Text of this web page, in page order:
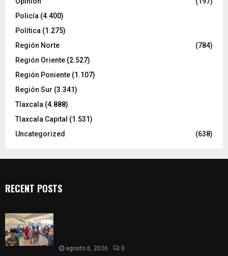
Policía (4.400)
Política (1.275)
Región Norte
(784)
Región Oriente (2.527)
Región Poniente (1.107)
Región Sur (3.341)
Tlaxcala (4.888)
Tlaxcala Capital (1.531)
Uncategorized
(638)
RECENT POSTS
agosto 6, 2026 0